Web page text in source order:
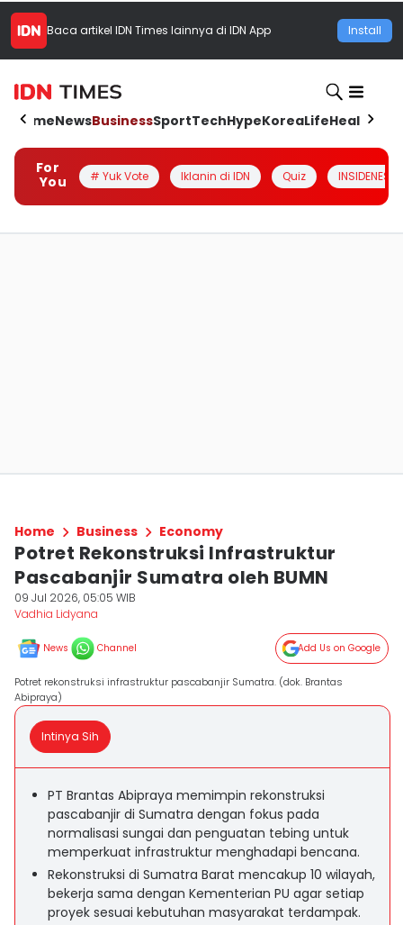
Baca artikel IDN Times lainnya di IDN App Install
HomeNewsBusinessSportTechHypeKoreaLifeHealth
For
You
# Yuk Vote Iklanin di IDN Quiz INSIDENESIA
Home Business Economy
Potret Rekonstruksi Infrastruktur
Pascabanjir Sumatra oleh BUMN
09 Jul 2026, 05:05 WIB
Vadhia Lidyana
News Channel Add Us on Google
Potret rekonstruksi infrastruktur pascabanjir Sumatra. (dok. Brantas
Abipraya)
Intinya Sih
PT Brantas Abipraya memimpin rekonstruksi
pascabanjir di Sumatra dengan fokus pada
normalisasi sungai dan penguatan tebing untuk
memperkuat infrastruktur menghadapi bencana.
Rekonstruksi di Sumatra Barat mencakup 10 wilayah,
bekerja sama dengan Kementerian PU agar setiap
proyek sesuai kebutuhan masyarakat terdampak.